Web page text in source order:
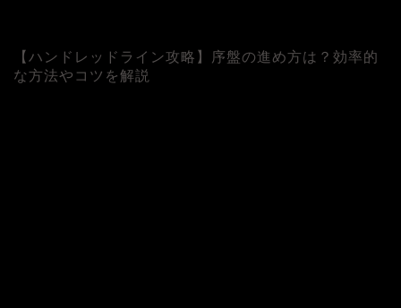
【ハンドレッドライン攻略】序盤の進め方は？効率的
な方法やコツを解説